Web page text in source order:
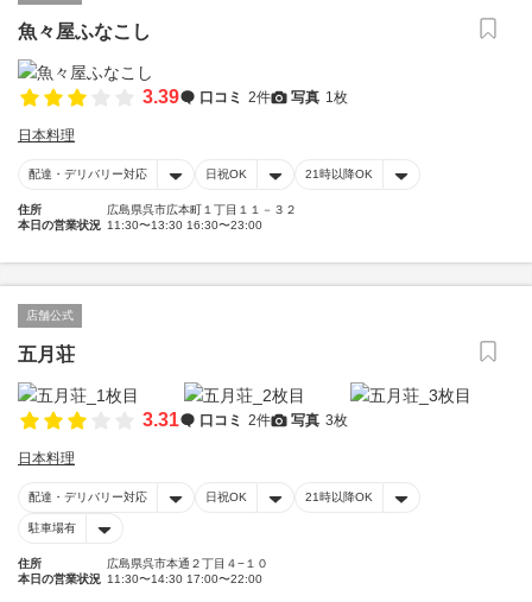
魚々屋ふなこし
3.39 口コミ 2件 写真 1枚
日本料理
配達・デリバリー対応 日祝OK 21時以降OK
住所
広島県呉市広本町１丁目１１－３２
本日の営業状況 11:30〜13:30 16:30〜23:00
店舗公式
五月荘
3.31 口コミ 2件 写真 3枚
日本料理
配達・デリバリー対応 日祝OK 21時以降OK
駐車場有
住所
広島県呉市本通２丁目４−１０
本日の営業状況 11:30〜14:30 17:00〜22:00